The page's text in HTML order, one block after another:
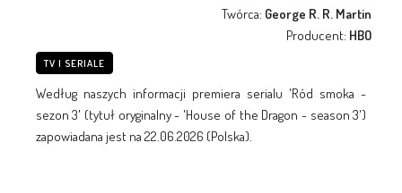
Twórca: George R. R. Martin
Producent: HBO
TV I SERIALE
Według naszych informacji premiera serialu 'Ród smoka -
sezon 3' (tytuł oryginalny - 'House of the Dragon - season 3')
zapowiadana jest na 22.06.2026 (Polska).